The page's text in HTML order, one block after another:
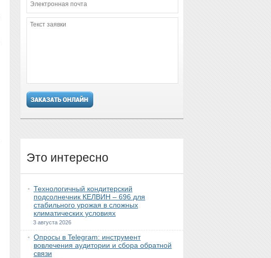
Это интересно
Технологичный кондитерский
подсолнечник КЕЛВИН – 696 для
стабильного урожая в сложных
климатических условиях
3 августа 2026
Опросы в Telegram: инструмент
вовлечения аудитории и сбора обратной
связи